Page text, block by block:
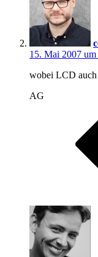
15. Mai 2007
wobei LCD auch
AG